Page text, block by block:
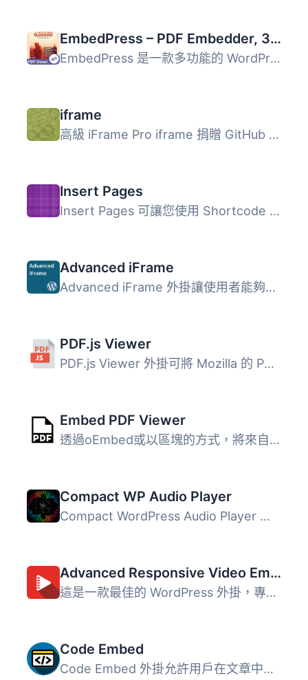
EmbedPress – PDF Embedder, 3D PDF FlipBook, Google Reviews, YouTube Videos, Upload & Embed PDF documents
EmbedPress 是一款多功能的 WordPress 外掛，讓使用者可以輕...
iframe
高級 iFrame Pro iframe 捐贈 GitHub [iframe src=”h...
Insert Pages
Insert Pages 可讓您使用 Shortcode API，將任何 WordPress ...
Advanced iFrame
Advanced iFrame 外掛讓使用者能夠在 WordPress 網站中輕鬆嵌...
PDF.js Viewer
PDF.js Viewer 外掛可將 Mozilla 的 PDF.js 檢視器整合至您的...
Embed PDF Viewer
透過oEmbed或以區塊的方式，將來自媒體庫或其他地方的PDF嵌入...
Compact WP Audio Player
Compact WordPress Audio Player 插件是一個基於 HTML5 + Fla...
Advanced Responsive Video Embedder for Rumble, Odysee, YouTube, Vimeo, Kick …
這是一款最佳的 WordPress 外掛，專為處理各種影片嵌入而設計...
Code Embed
Code Embed 外掛允許用戶在文章中嵌入 JavaScript、CSS 和 HT...